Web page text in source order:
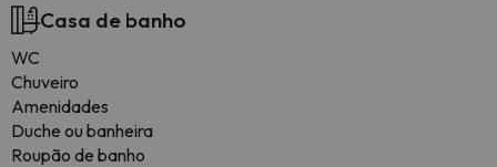
Casa de banho
WC
Chuveiro
Amenidades
Duche ou banheira
Roupão de banho